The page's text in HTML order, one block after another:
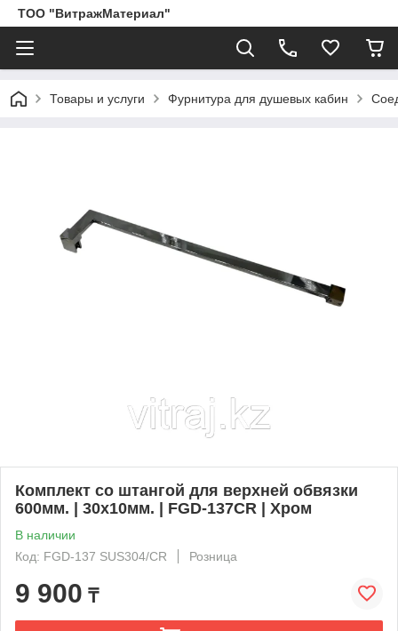
ТОО "ВитражМатериал"
Товары и услуги Фурнитура для душевых кабин
Комплект со штангой для верхней обвязки
600мм. | 30х10мм. | FGD-137CR | Хром
В наличии
Код: FGD-137 SUS304/CR
Розница
9 900 ₸